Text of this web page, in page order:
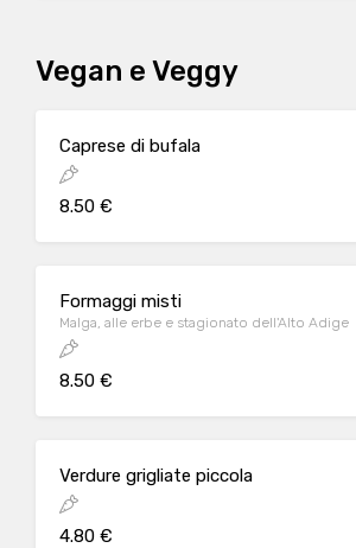
Vegan e Veggy
Caprese di bufala
8.50 €
Formaggi misti
Malga, alle erbe e stagionato dell'Alto Adige
8.50 €
Verdure grigliate piccola
4.80 €